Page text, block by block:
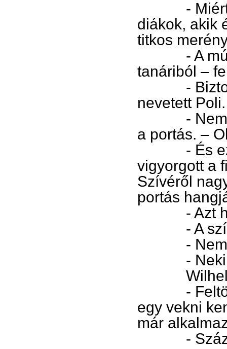
- Miért,
diákok, akik
titkos
- A
tanáriból –
- Biztos
nevetett Poli.
- Nem én
a portás. –
- És ez
vigyorgott a
Szívéről
portás
- Azt
- A
- Nem
- Neki
Wilhelm
- Feltört
egy vekni
már
-